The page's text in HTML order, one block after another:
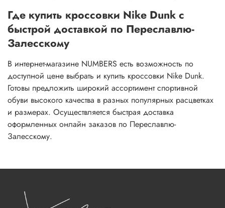
Где купить кроссовки Nike Dunk с
быстрой доставкой по Переславлю-
Залесскому
В интернет-магазине NUMBERS есть возможность по
доступной цене выбрать и купить кроссовки Nike Dunk.
Готовы предложить широкий ассортимент спортивной
обуви высокого качества в разных популярных расцветках
и размерах. Осуществляется быстрая доставка
оформленных онлайн заказов по Переславлю-
Залесскому.